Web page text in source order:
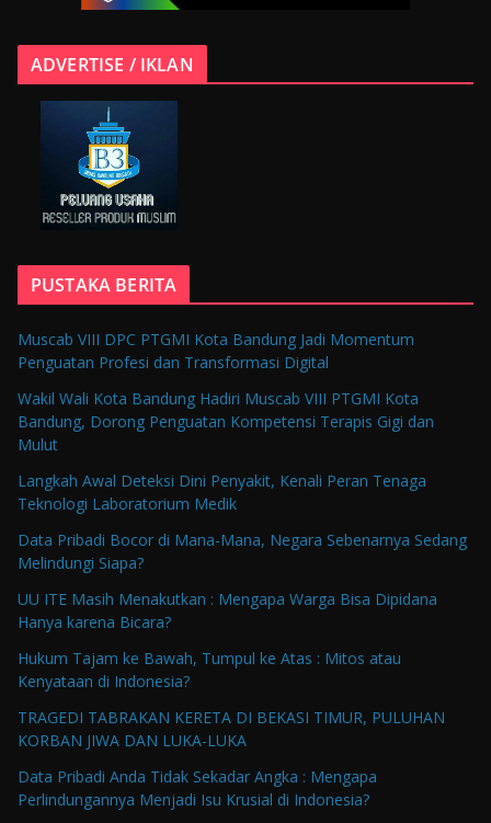
ADVERTISE / IKLAN
PUSTAKA BERITA
Muscab VIII DPC PTGMI Kota Bandung Jadi Momentum
Penguatan Profesi dan Transformasi Digital
Wakil Wali Kota Bandung Hadiri Muscab VIII PTGMI Kota
Bandung, Dorong Penguatan Kompetensi Terapis Gigi dan
Mulut
Langkah Awal Deteksi Dini Penyakit, Kenali Peran Tenaga
Teknologi Laboratorium Medik
Data Pribadi Bocor di Mana-Mana, Negara Sebenarnya Sedang
Melindungi Siapa?
UU ITE Masih Menakutkan : Mengapa Warga Bisa Dipidana
Hanya karena Bicara?
Hukum Tajam ke Bawah, Tumpul ke Atas : Mitos atau
Kenyataan di Indonesia?
TRAGEDI TABRAKAN KERETA DI BEKASI TIMUR, PULUHAN
KORBAN JIWA DAN LUKA-LUKA
Data Pribadi Anda Tidak Sekadar Angka : Mengapa
Perlindungannya Menjadi Isu Krusial di Indonesia?